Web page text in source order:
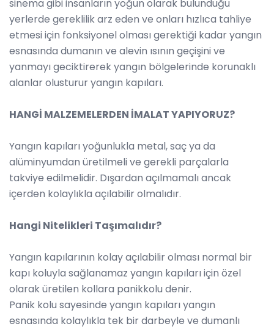
sinema gibi insanların yoğun olarak bulunduğu
yerlerde gereklilik arz eden ve onları hızlıca tahliye
etmesi için fonksiyonel olması gerektiği kadar yangın
esnasında dumanın ve alevin ısının geçişini ve
yanmayı geciktirerek yangın bölgelerinde korunaklı
alanlar olusturur yangın kapıları.
HANGİ MALZEMELERDEN İMALAT YAPIYORUZ?
Yangın kapıları yoğunlukla metal, saç ya da
alüminyumdan üretilmeli ve gerekli parçalarla
takviye edilmelidir. Dışardan açılmamalı ancak
içerden kolaylıkla açılabilir olmalıdır.
Hangi Nitelikleri Taşımalıdır?
Yangın kapılarının kolay açılabilir olması normal bir
kapı koluyla sağlanamaz yangın kapıları için özel
olarak üretilen kollara panikkolu denir.
Panik kolu sayesinde yangın kapıları yangın
esnasında kolaylıkla tek bir darbeyle ve dumanlı